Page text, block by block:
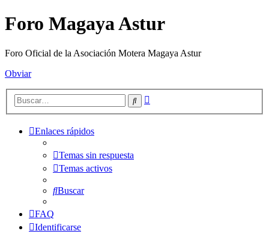
Foro Magaya Astur
Foro Oficial de la Asociación Motera Magaya Astur
Obviar
Buscar
Enlaces rápidos
Temas sin respuesta
Temas activos
Buscar
FAQ
Identificarse